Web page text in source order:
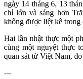
ngày 14 tháng 6, 13
chỉ lớn và sáng hơn
không được liệt kê trong
Hai lần nhật thực một
cùng một nguyệt thực
quan sát từ Việt Nam,
---